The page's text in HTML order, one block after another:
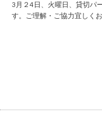
3月２4日、火曜日、貸切パ
す。ご理解・ご協力宜しくお